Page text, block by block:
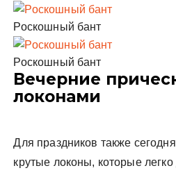
Роскошный бант
Роскошный бант
Вечерние
локонами
Для праздников также
крутые локоны, которые